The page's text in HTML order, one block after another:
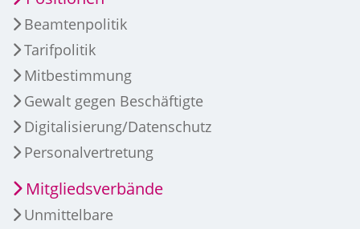
Beamtenpolitik
Tarifpolitik
Mitbestimmung
Gewalt gegen Beschäftigte
Digitalisierung/Datenschutz
Personalvertretung
Mitgliedsverbände
Unmittelbare